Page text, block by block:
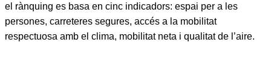
el rànquing es basa en cinc indicadors: espai per a les
persones, carreteres segures, accés a la mobilitat
respectuosa amb el clima, mobilitat neta i qualitat de l’aire.